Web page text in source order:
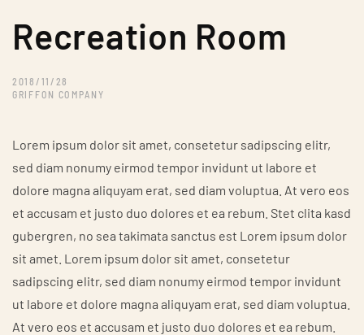
Recreation Room
2018/11/28
GRIFFON COMPANY
Lorem ipsum dolor sit amet, consetetur sadipscing elitr,
sed diam nonumy eirmod tempor invidunt ut labore et
dolore magna aliquyam erat, sed diam voluptua. At vero eos
et accusam et justo duo dolores et ea rebum. Stet clita kasd
gubergren, no sea takimata sanctus est Lorem ipsum dolor
sit amet. Lorem ipsum dolor sit amet, consetetur
sadipscing elitr, sed diam nonumy eirmod tempor invidunt
ut labore et dolore magna aliquyam erat, sed diam voluptua.
At vero eos et accusam et justo duo dolores et ea rebum.